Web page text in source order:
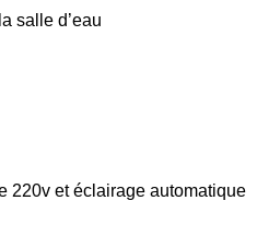
salle d’eau
220v et éclairage automatique